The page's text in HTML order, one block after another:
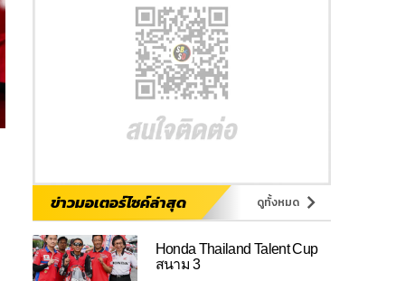
ข่าวมอเตอร์ไซค์ล่าสุด ดูทั้งหมด
Honda Thailand Talent Cup
สนาม 3